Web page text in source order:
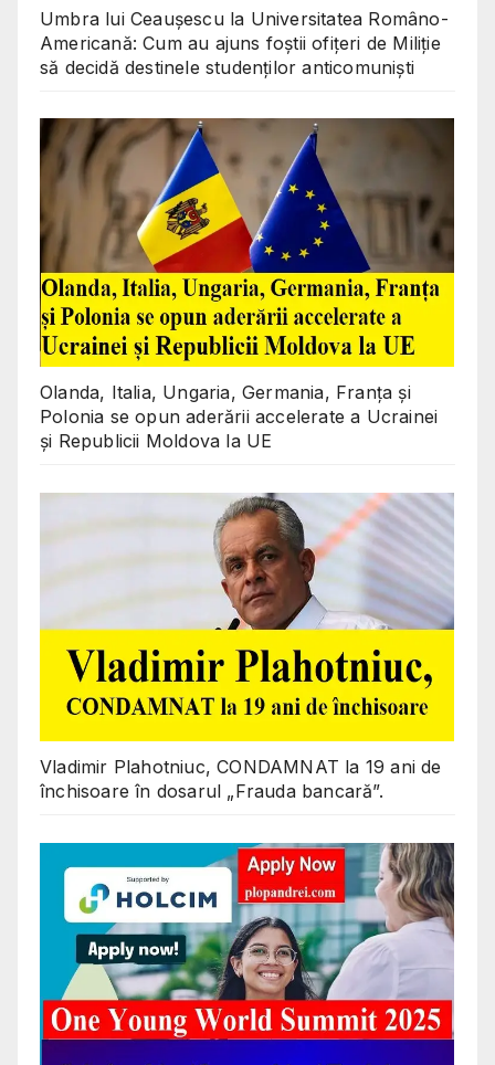
Umbra lui Ceaușescu la Universitatea Româno-
Americană: Cum au ajuns foștii ofițeri de Miliție
să decidă destinele studenților anticomuniști
Olanda, Italia, Ungaria, Germania, Franța și
Polonia se opun aderării accelerate a Ucrainei
și Republicii Moldova la UE
Vladimir Plahotniuc, CONDAMNAT la 19 ani de
închisoare în dosarul „Frauda bancară”.